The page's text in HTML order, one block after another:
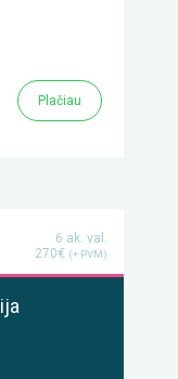
Plačiau
6 ak. val.
270€ (+ PVM)